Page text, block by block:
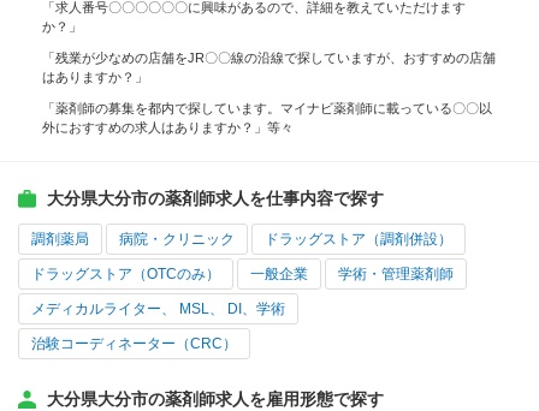
「求人番号〇〇〇〇〇〇に興味があるので、詳細を教えていただけます
か？」
「残業が少なめの店舗をJR〇〇線の沿線で探していますが、おすすめの店舗
はありますか？」
「薬剤師の募集を都内で探しています。マイナビ薬剤師に載っている〇〇以
外におすすめの求人はありますか？」等々
大分県大分市の薬剤師求人を仕事内容で探す
調剤薬局 病院・クリニック ドラッグストア（調剤併設）
ドラッグストア（OTCのみ） 一般企業 学術・管理薬剤師
メディカルライター、 MSL、 DI、学術
治験コーディネーター（CRC）
大分県大分市の薬剤師求人を雇用形態で探す